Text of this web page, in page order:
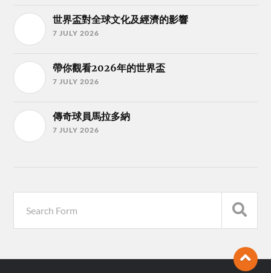
世界盃對全球文化及經濟的影響
7 JULY 2026
帶你觀看2026年的世界盃
7 JULY 2026
傳奇球員馬拉多納
7 JULY 2026